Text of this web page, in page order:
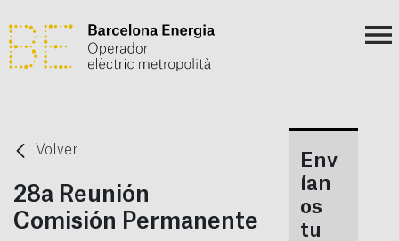
Volver
28a Reunión
Comisión Permanente
Env
ían
os
tu